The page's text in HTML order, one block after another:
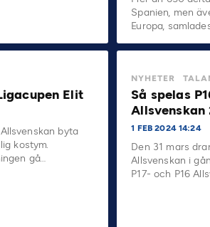
Spanien, men
Europa,
Elit
byta
kostym.
gå…
NYHETER
Så spelas
Allsvenskan
1 FEB 2024 14:24
Den 31 mars
Allsvenskan i
P17- och P16